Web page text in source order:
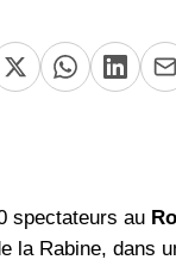
spectateurs au
la Rabine, dans